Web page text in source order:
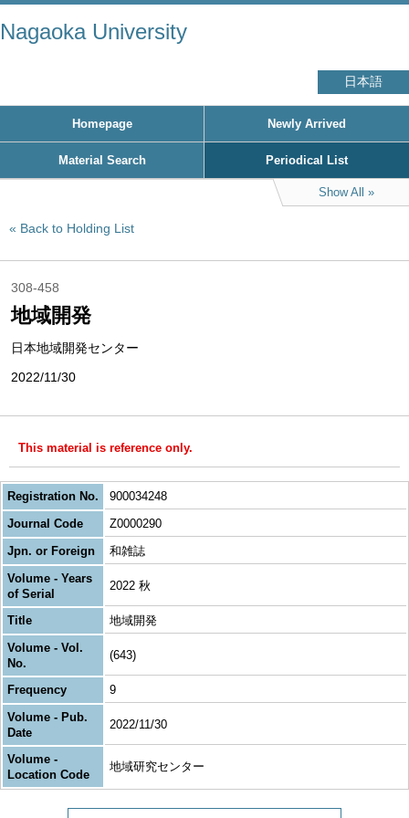
Nagaoka University
日本語
Homepage Newly Arrived
Material Search Periodical List
Show All
Back to Holding List
308-458
地域開発
日本地域開発センター
2022/11/30
This material is reference only.
Registration No.
900034248
Journal Code
Z0000290
Jpn. or Foreign
和雑誌
Volume - Years
of Serial
2022 秋
Title
地域開発
Volume - Vol.
No.
(643)
Frequency
9
Volume - Pub.
Date
2022/11/30
Volume -
Location Code
地域研究センター